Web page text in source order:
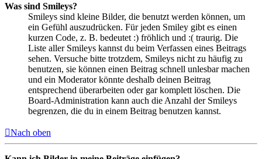
Was sind Smileys?
Smileys sind kleine Bilder, die benutzt werden können, um
ein Gefühl auszudrücken. Für jeden Smiley gibt es einen
kurzen Code, z. B. bedeutet :) fröhlich und :( traurig. Die
Liste aller Smileys kannst du beim Verfassen eines Beitrags
sehen. Versuche bitte trotzdem, Smileys nicht zu häufig zu
benutzen, sie können einen Beitrag schnell unlesbar machen
und ein Moderator könnte deshalb deinen Beitrag
entsprechend überarbeiten oder gar komplett löschen. Die
Board-Administration kann auch die Anzahl der Smileys
begrenzen, die du in einem Beitrag benutzen kannst.
Nach oben